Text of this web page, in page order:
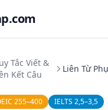
Tắc Viết &
Kết Câu
255–400
IELTS 2,5–3,5